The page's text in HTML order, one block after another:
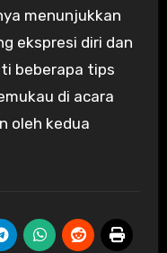
menunjukkan
ekspresi diri dan
beberapa tips
di acara
oleh kedua